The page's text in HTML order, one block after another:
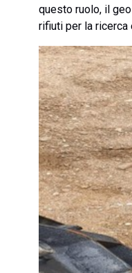
questo ruolo, il
rifiuti per la